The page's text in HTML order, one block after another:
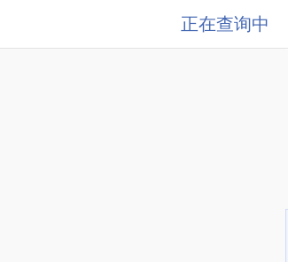
正在查询中